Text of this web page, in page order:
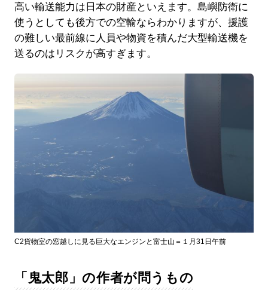
高い輸送能力は日本の財産といえます。島嶼防衛に
使うとしても後方での空輸ならわかりますが、援護
の難しい最前線に人員や物資を積んだ大型輸送機を
送るのはリスクが高すぎます。
C2貨物室の窓越しに見る巨大なエンジンと富士山＝１月31日午前
「鬼太郎」の作者が問うもの